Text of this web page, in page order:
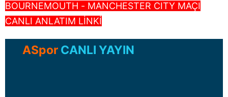
BOURNEMOUTH - MANCHESTER CITY MAÇI
CANLI ANLATIM LİNKİ
ASpor CANLI YAYIN